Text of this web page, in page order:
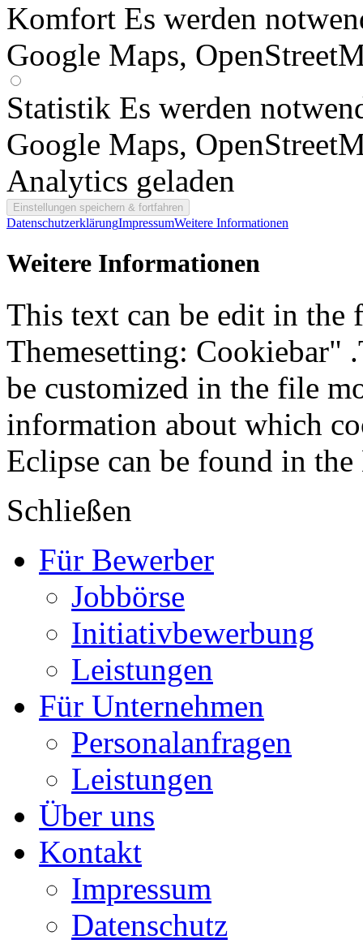
Komfort Es werden
Google Maps,
Statistik Es werden
Google Maps,
Analytics geladen
DatenschutzerklärungImpressumWeitere Informationen
Weitere Informationen
This text can be edit in the
Themesetting: Cookiebar"
be customized in the file
information about which
Eclipse can be found in
Schließen
Für Bewerber
Jobbörse
Initiativbewerbung
Leistungen
Für Unternehmen
Personalanfragen
Leistungen
Über uns
Kontakt
Impressum
Datenschutz